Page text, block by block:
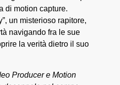
di motion capture.
un misterioso rapitore,
navigando fra le sue
la verità dietro il suo
Producer e Motion